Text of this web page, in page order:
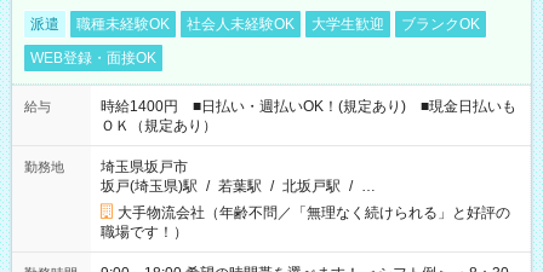
派遣 職種未経験OK 社会人未経験OK 大学生歓迎
ブランクOK
WEB登録・面接OK
給与
時給1400円 ■日払い・週払いOK！(規定あり) ■現金日払いも
ＯＫ（規定あり）
勤務地
埼玉県坂戸市
坂戸(埼玉県)駅 / 若葉駅 / 北坂戸駅 / …
大手物流会社（年齢不問／「無理なく続けられる」と好評の
職場です！）